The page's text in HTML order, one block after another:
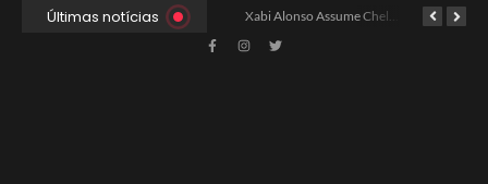
Últimas notícias
Ancelotti Avalia Elenco Final para Convocação da Copa Xabi Alonso Assume Chelsea: Nova Estratégia Gerencial e Contrato Até 2030 China e EUA Buscam Expansão do Comércio Agrícola